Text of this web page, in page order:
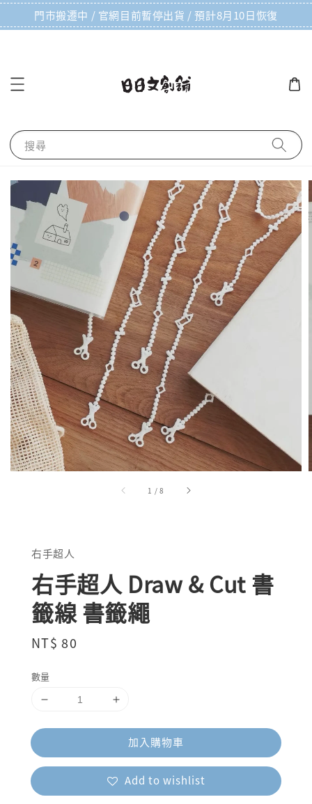
門市搬遷中 / 官網目前暫停出貨 / 預計8月10日恢復
搜尋
1 /8
右手超人
右手超人 Draw & Cut 書
籤線 書籤繩
Regular
NT$ 80
數量
加入購物車
Add to wishlist